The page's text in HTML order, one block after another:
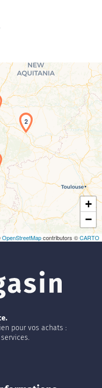
en cours...
2
+
−
OpenStreetMapcontributors ©CARTO
pour vos achats :